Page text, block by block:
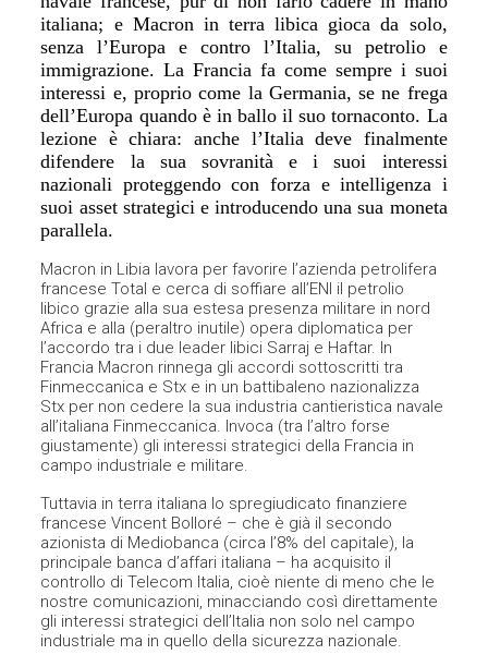
italiana; e Macron in terra libica gioca da solo,
senza l’Europa e contro l’Italia, su petrolio e
immigrazione. La Francia fa come sempre i suoi
interessi e, proprio come la Germania, se ne frega
dell’Europa quando è in ballo il suo tornaconto. La
lezione è chiara: anche l’Italia deve finalmente
difendere la sua sovranità e i suoi interessi
nazionali proteggendo con forza e intelligenza i
suoi asset strategici e introducendo una sua moneta
parallela.
Macron in Libia lavora per favorire l’azienda petrolifera
francese Total e cerca di soffiare all’ENI il petrolio
libico grazie alla sua estesa presenza militare in nord
Africa e alla (peraltro inutile) opera diplomatica per
l’accordo tra i due leader libici Sarraj e Haftar. In
Francia Macron rinnega gli accordi sottoscritti tra
Finmeccanica e Stx e in un battibaleno nazionalizza
Stx per non cedere la sua industria cantieristica navale
all’italiana Finmeccanica. Invoca (tra l’altro forse
giustamente) gli interessi strategici della Francia in
campo industriale e militare.
Tuttavia in terra italiana lo spregiudicato finanziere
francese Vincent Bolloré – che è già il secondo
azionista di Mediobanca (circa l’8% del capitale), la
principale banca d’affari italiana – ha acquisito il
controllo di Telecom Italia, cioè niente di meno che le
nostre comunicazioni, minacciando così direttamente
gli interessi strategici dell’Italia non solo nel campo
industriale ma in quello della sicurezza nazionale.